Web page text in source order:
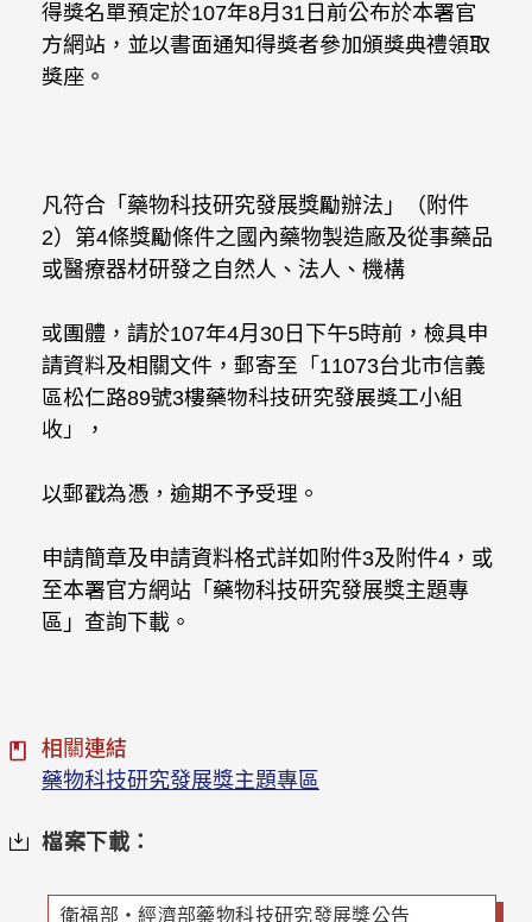
得獎名單預定於107年8月31日前公布於本署官
方網站，並以書面通知得獎者參加頒獎典禮領取
獎座。
凡符合「藥物科技研究發展獎勵辦法」（附件
2）第4條獎勵條件之國內藥物製造廠及從事藥品
或醫療器材研發之自然人、法人、機構
或團體，請於107年4月30日下午5時前，檢具申
請資料及相關文件，郵寄至「11073台北市信義
區松仁路89號3樓藥物科技研究發展獎工小組
收」，
以郵戳為憑，逾期不予受理。
申請簡章及申請資料格式詳如附件3及附件4，或
至本署官方網站「藥物科技研究發展獎主題專
區」查詢下載。
相關連結
藥物科技研究發展獎主題專區
檔案下載：
衛福部‧經濟部藥物科技研究發展獎公告